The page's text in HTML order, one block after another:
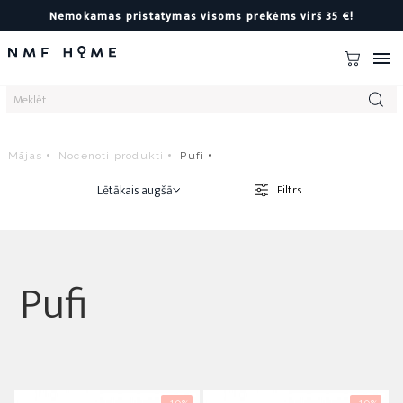
Nemokamas pristatymas visoms prekėms virš 35 €!

Mājas Nocenoti produkti Pufi
Lētākais augšā Filtrs
Pufi